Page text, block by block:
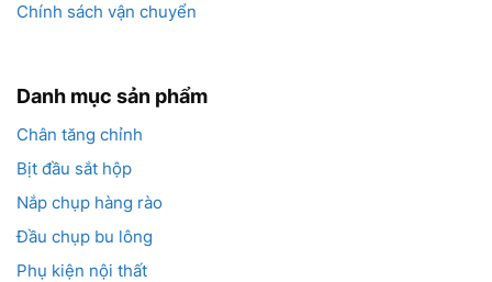
Chính sách vận chuyển
Danh mục sản phẩm
Chân tăng chỉnh
Bịt đầu sắt hộp
Nắp chụp hàng rào
Đầu chụp bu lông
Phụ kiện nội thất